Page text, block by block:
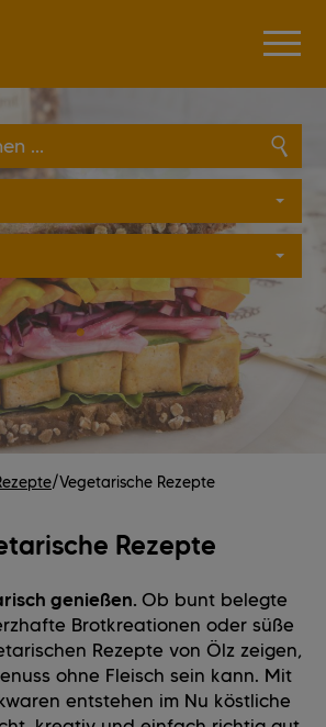
/Vegetarische Rezepte
Rezepte
genießen. Ob bunt belegte
Brotkreationen oder süße
Rezepte von Ölz zeigen,
ohne Fleisch sein kann. Mit
entstehen im Nu köstliche